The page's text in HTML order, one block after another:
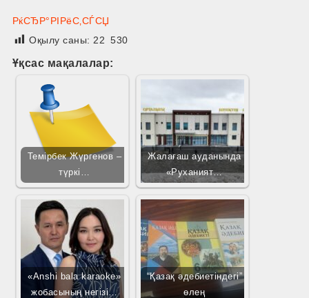
РќСЂР°РІРёС‚СЃСЏ
Оқылу саны: 22 530
Ұқсас мақалалар:
Темірбек Жүргенов –
түркі…
Жалағаш ауданында
«Руханият…
«Anshi bala karaoke»
жобасының негізі…
“Қазақ әдебиетіндегі”
өлең